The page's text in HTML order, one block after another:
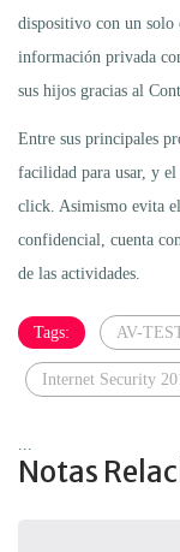
dispositivo con un solo
información privada
sus hijos gracias al
Entre sus principales
facilidad para usar, y
click. Asimismo evita
confidencial, cuenta
de las actividades.
Tags: AV-
Internet Security
Notas